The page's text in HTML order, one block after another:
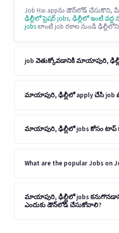
Job Hai appను డౌన్‌లోడ్
ఢిల్లీలో ఫ్రెషర్ jobs, ఢిల్లీలో ఇంటి వద్ద
jobsలాంటి job రకాల నుండి ఢిల్లీలోని
job వెతుక్కోవడానికి మాయాపురి, ఢిల్లీ
మాయాపురి, ఢిల్లీలో apply చేసి job
మాయాపురి, ఢిల్లీలో jobs కోసం టాప్
What are the popular Jobs on
మాయాపురి, ఢిల్లీలో jobs
ఎందుకు డౌన్‌లోడ్ చేసుకోవాలి?